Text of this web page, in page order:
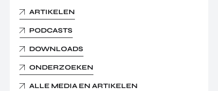
ARTIKELEN
PODCASTS
DOWNLOADS
ONDERZOEKEN
ALLE MEDIA EN ARTIKELEN